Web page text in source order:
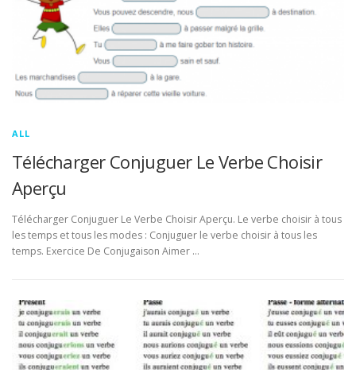
ALL
Télécharger Conjuguer Le Verbe Choisir
Aperçu
Télécharger Conjuguer Le Verbe Choisir Aperçu. Le verbe choisir à tous
les temps et tous les modes : Conjuguer le verbe choisir à tous les
temps. Exercice De Conjugaison Aimer …